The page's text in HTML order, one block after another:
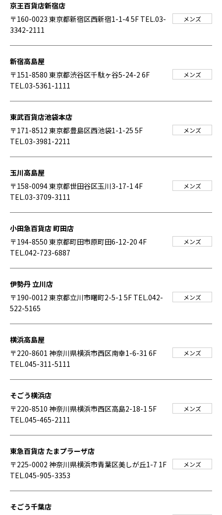
京王百貨店新宿店
〒160-0023 東京都新宿区西新宿1-1-4 5F TEL.03-
3342-2111
メンズ
新宿高島屋
〒151-8580 東京都渋谷区千駄ヶ谷5-24-2 6F
TEL.03-5361-1111
メンズ
東武百貨店池袋本店
〒171-8512 東京都豊島区西池袋1-1-25 5F
TEL.03-3981-2211
メンズ
玉川高島屋
〒158-0094 東京都世田谷区玉川3-17-1 4F
TEL.03-3709-3111
メンズ
小田急百貨店 町田店
〒194-8550 東京都町田市原町田6-12-20 4F
TEL.042-723-6887
メンズ
伊勢丹 立川店
〒190-0012 東京都立川市曙町2-5-1 5F TEL.042-
522-5165
メンズ
横浜高島屋
〒220-8601 神奈川県横浜市西区南幸1-6-31 6F
TEL.045-311-5111
メンズ
そごう横浜店
〒220-8510 神奈川県横浜市西区高島2-18-1 5F
TEL.045-465-2111
メンズ
東急百貨店 たまプラーザ店
〒225-0002 神奈川県横浜市青葉区美しが丘1-7 1F
TEL.045-905-3353
メンズ
そごう千葉店